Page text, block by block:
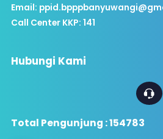
Email:
Call Center KKP: 141
Hubungi Kami
Total Pengunjung : 154783